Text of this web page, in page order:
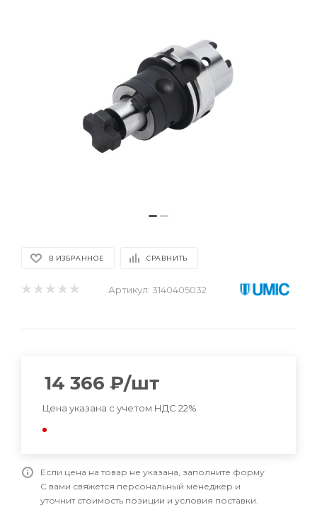
В ИЗБРАННОЕ СРАВНИТЬ
Артикул: 3140405032
14 366 ₽/шт
Цена указана с учетом НДС 22%
Если цена на товар не указана, заполните форму
С вами свяжется персональный менеджер и
уточнит стоимость позиции и условия поставки.